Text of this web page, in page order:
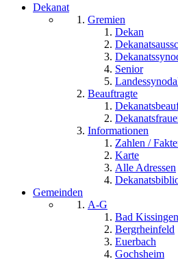
Dekanat
Gremien
Dekan
Senior
Beauftragte
Informationen
Zahlen /
Karte
Alle Adressen
Gemeinden
A-G
Bad Kissingen
Bergrheinfeld
Euerbach
Gochsheim